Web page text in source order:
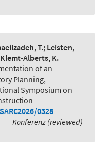
T.; Leisten,
Alberts, K.
of an
Planning,
Symposium on
0328
Konferenz (reviewed)